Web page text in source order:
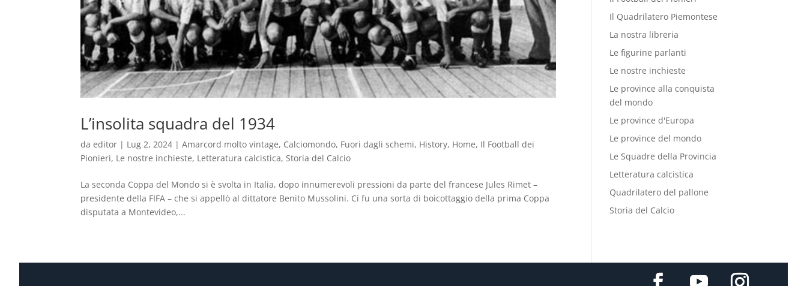
L’insolita squadra del 1934
daeditor | Lug 2, 2024 |Amarcord molto vintage, Calciomondo, Fuori dagli schemi, History, Home, Il Football dei
Pionieri, Le nostre inchieste, Letteratura calcistica,Storia del Calcio
La seconda Coppa del Mondo si è svolta in Italia, dopo innumerevoli pressioni da parte del francese Jules Rimet –
presidente della FIFA – che si appellò al dittatore Benito Mussolini. Ci fu una sorta di boicottaggio della prima Coppa
disputata a Montevideo,...
Il Quadrilatero Piemontese
La nostra libreria
Le figurine parlanti
Le nostre inchieste
Le province alla conquista
del mondo
Le province d'Europa
Le province del mondo
Le Squadre della Provincia
Letteratura calcistica
Quadrilatero del pallone
Storia del Calcio